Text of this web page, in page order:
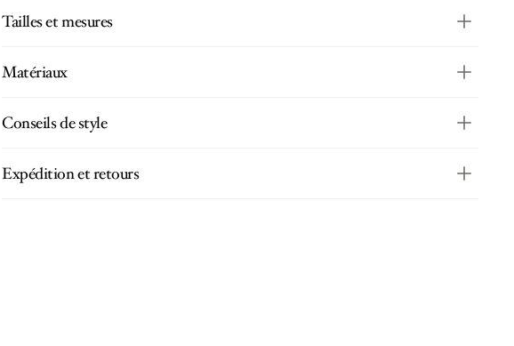
Tailles et mesures
Matériaux
Conseils de style
Expédition et retours